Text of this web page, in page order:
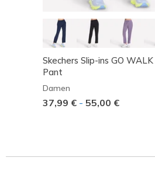
Skechers Slip-ins GO
Pant
Damen
37,99 € - 55,00 €